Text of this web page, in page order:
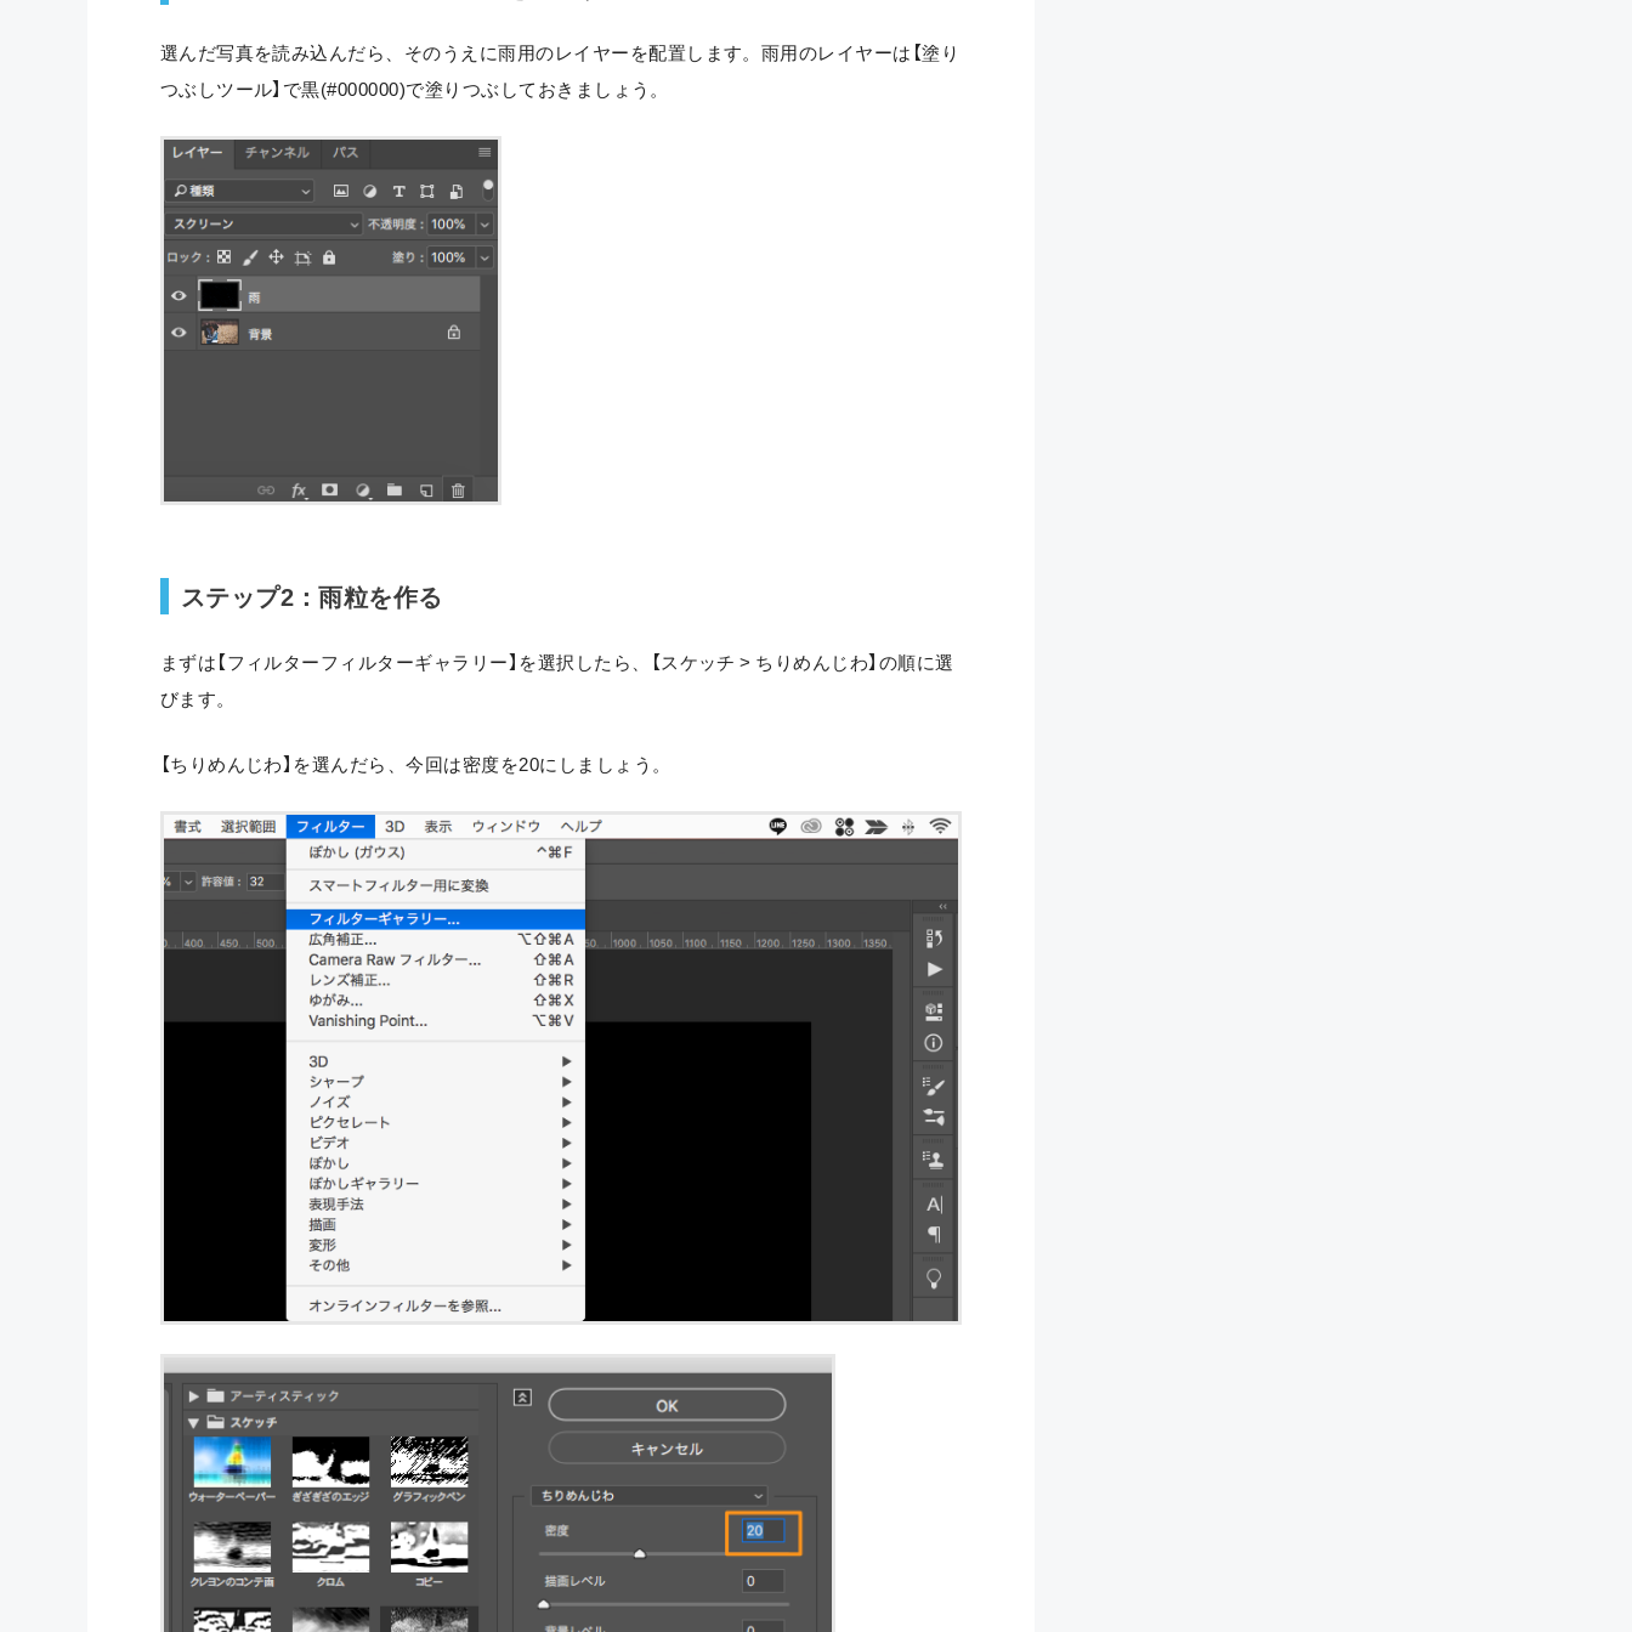
選んだ写真を読み込んだら、そのうえに雨用のレイヤーを配置します。雨用のレイヤーは【塗り
つぶしツール】で黒(#000000)で塗りつぶしておきましょう。
ステップ2：雨粒を作る
まずは【フィルターフィルターギャラリー】を選択したら、【スケッチ > ちりめんじわ】の順に選
びます。
【ちりめんじわ】を選んだら、今回は密度を20にしましょう。